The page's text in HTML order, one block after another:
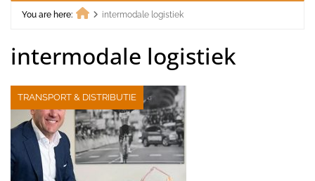
You are here:
intermodale logistiek
intermodale logistiek
TRANSPORT & DISTRIBUTIE